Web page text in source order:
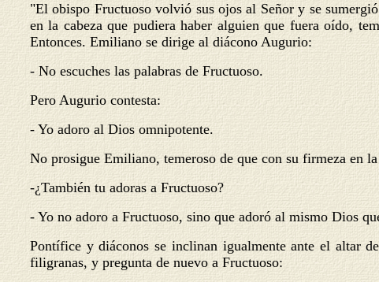
"El obispo Fructuoso volvió sus ojos al Señor y se
en la cabeza que pudiera haber alguien que fuera oído,
Entonces. Emiliano se dirige al diácono Augurio:
- No escuches las palabras de Fructuoso.
Pero Augurio contesta:
- Yo adoro al Dios omnipotente.
No prosigue Emiliano, temeroso de que con su firmeza en
-¿También tu adoras a Fructuoso?
- Yo no adoro a Fructuoso, sino que adoró al mismo Dios
Pontífice y diáconos se inclinan igualmente ante el altar
filigranas, y pregunta de nuevo a Fructuoso: